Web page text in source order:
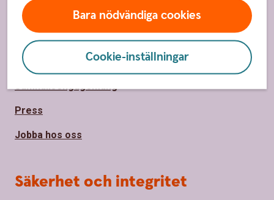
Bara nödvändiga cookies
Cookie-inställningar
Om oss
Om Sparbanken Alingsås
Hållbarhet
Press
Jobba hos oss
Säkerhet och integritet